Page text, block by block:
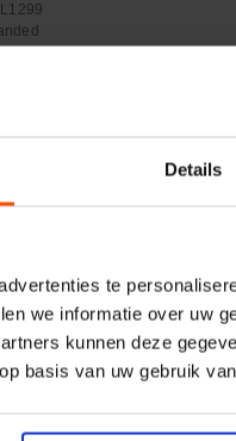
Details
te
we informatie over uw
kunnen deze
basis van uw gebruik